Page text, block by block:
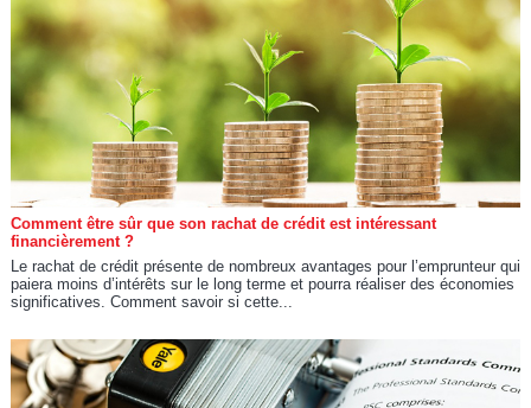
Comment être sûr que son rachat de crédit est intéressant
financièrement ?
Le rachat de crédit présente de nombreux avantages pour l’emprunteur qui
paiera moins d’intérêts sur le long terme et pourra réaliser des économies
significatives. Comment savoir si cette...